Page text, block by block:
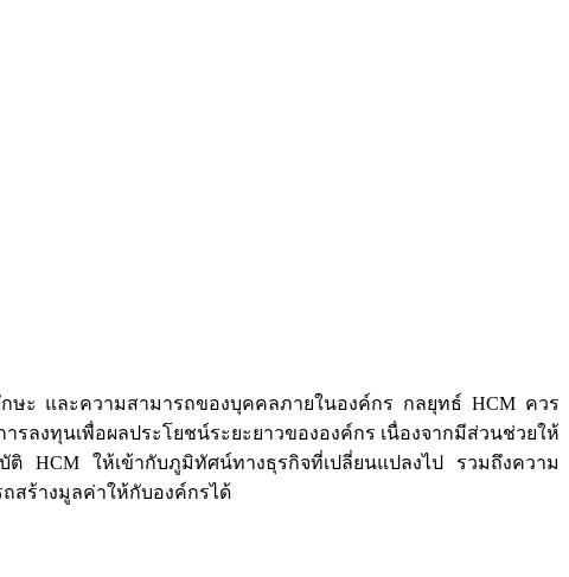
ษะ และความสามารถของบุคคลภายในองค์กร กลยุทธ์ HCM ควร
ลงทุนเพื่อผลประโยชน์ระยะยาวขององค์กร เนื่องจากมีส่วนช่วยให้
HCM ให้เข้ากับภูมิทัศน์ทางธุรกิจที่เปลี่ยนแปลงไป รวมถึงความ
สร้างมูลค่าให้กับองค์กรได้